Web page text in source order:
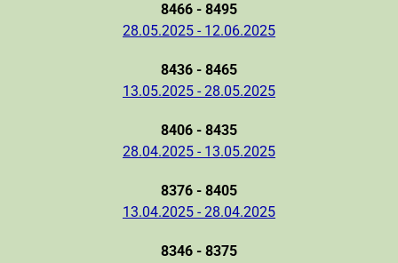
8466 - 8495
28.05.2025 - 12.06.2025
8436 - 8465
13.05.2025 - 28.05.2025
8406 - 8435
28.04.2025 - 13.05.2025
8376 - 8405
13.04.2025 - 28.04.2025
8346 - 8375